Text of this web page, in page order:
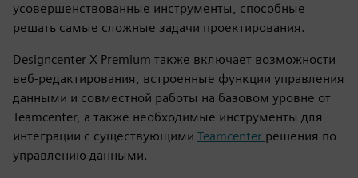
усовершенствованные инструменты, способные
решать самые сложные задачи проектирования.
Designcenter X Premium также включает возможности
веб-редактирования, встроенные функции управления
данными и совместной работы на базовом уровне от
Teamcenter, а также необходимые инструменты для
интеграции с существующими Teamcenter решения по
управлению данными.